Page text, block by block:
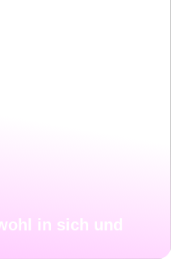
in sich und